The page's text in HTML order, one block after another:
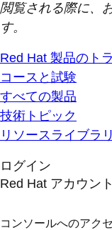
閲覧される際に、
す。
Red Hat 製品のト
コースと試験
すべての製品
技術トピック
リソースライブラリ
ログイン
Red Hat アカウン
コンソールへのアク